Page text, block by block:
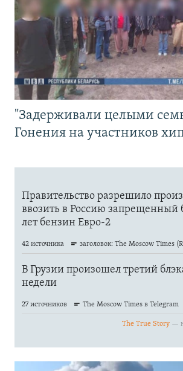
"Задерживали целыми
Гонения на участников